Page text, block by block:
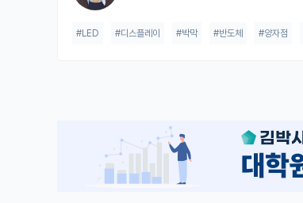
#LED #디스플레이 #박막 #반도체 #양자점